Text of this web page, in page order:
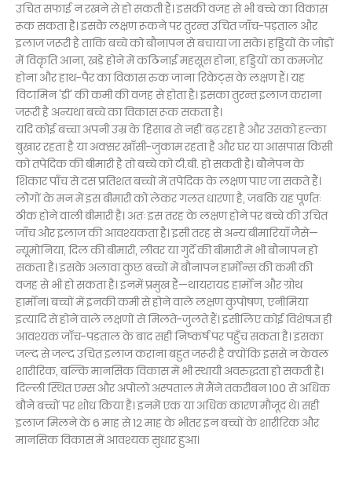
उचित सफाई न रखने से हो सकती हैं। इसकी वजह से भी बच्चे का विकास
रूक सकता है। इसकेे लक्षण रूकने पर तुरन्त उचित जाँच-पड़ताल और
इलाज जरूरी है ताकि बच्चे को बौनापन से बचाया जा सके। हड्डियों के जोड़ों
में विकृति आना, खड़े होने में कठिनाई महसूस होना, हड्डियों का कमजोर
होना और हाथ-पैर का विकास रुक जाना रिकेट्स के लक्षण हैं। यह
विटामिन 'डी' की कमी की वजह से होता है। इसका तुरन्त इलाज कराना
जरूरी है अन्यथा बच्चे का विकास रूक सकता है।
यदि कोई बच्चा अपनी उम्र के हिसाब से नहीं बढ़ रहा है और उसको हल्का
बुखार रहता है या अक्सर खाँसी-जुकाम रहता है और घर या आसपास किसी
को तपेदिक की बीमारी है तो बच्चे को टी.बी. हो सकती है। बौनेपन के
शिकार पाँच से दस प्रतिशत बच्चों में तपेदिक के लक्षण पाए जा सकते हैं।
लोेगों के मन में इस बीमारी को लेकर गलत धारणा है, जबकि यह पूर्णतः
ठीक होने वाली बीमारी है। अतः इस तरह के लक्षण होने पर बच्चे की उचित
जाँच और इलाज की आवश्यकता है। इसी तरह से अन्य बीमारियाँ जैसे—
न्यूमोनिया, दिल की बीमारी, लीवर या गुर्दे की बीमारी में भी बौनापन हो
सकता है। इसके अलावा कुछ बच्चों में बौनापन हार्मोन्स की कमी की
वजह से भी हो सकता है। इनमें प्रमुख हैं—थायरायड हार्मोन और ग्रोथ
हार्मोन। बच्चों में इनकी कमी से होने वाले लक्षण कुपोषण, एनीमिया
इत्यादि से होने वाले लक्षणों से मिलते-जुलते हैं। इसीलिए कोई विशेषज्ञ ही
आवश्यक जाँच-पड़ताल के बाद सही निष्कर्ष पर पहुँच सकता है। इसका
जल्द से जल्द उचित इलाज कराना बहुत जरूरी है क्योंकि इससे न केवल
शारीरिक, बल्कि मानसिक विकास में भी स्थायी अवरुद्धता हो सकती है।
दिल्ली स्थित एम्स और अपोलो अस्पताल में मैंने तकरीबन 100 से अधिक
बौने बच्चों पर शोध किया है। इनमें एक या अधिक कारण मौजूद थे। सही
इलाज मिलने के 6 माह से 12 माह के भीतर इन बच्चों के शारीरिक और
मानसिक विकास में आवश्यक सुधार हुआ।